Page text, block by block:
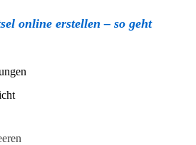
online erstellen – so geht